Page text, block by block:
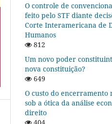
O controle de
feito pelo STF diante
Corte Interamericana de
Humanos
812
Um novo poder
nova constituição?
649
O custo do encerramento
sob a ótica da análise
direito